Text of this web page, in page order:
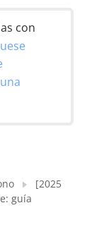
con
[2025
guía